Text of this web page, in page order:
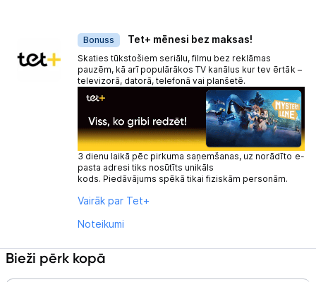
Bonuss Tet+ mēnesi bez maksas!
Skaties tūkstošiem seriālu, filmu bez reklāmas
pauzēm, kā arī populārākos TV kanālus kur tev ērtāk –
televizorā, datorā, telefonā vai planšetē.
3 dienu laikā pēc pirkuma saņemšanas, uz norādīto e-
pasta adresi tiks nosūtīts unikāls
kods. Piedāvājums spēkā tikai fiziskām personām.
Vairāk par Tet+
Noteikumi
Bieži pērk kopā